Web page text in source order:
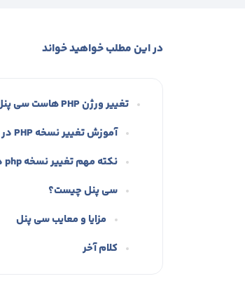
در این مطلب خواهید خواند
تغییر ورژن PHP هاست سی پنل
آموزش تغییر نسخه PHP در سی پنل
نکته مهم تغییر نسخه php در سی پنل
سی پنل چیست؟
مزایا و معایب سی پنل
کلام آخر